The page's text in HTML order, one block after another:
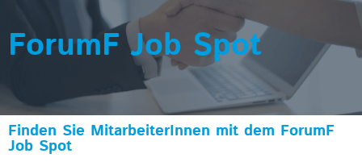
ForumF Job Spot
Finden Sie MitarbeiterInnen mit dem ForumF
Job Spot